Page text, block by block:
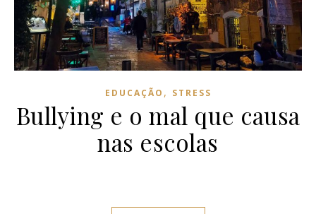
EDUCAÇÃO , STRESS
Bullying e o mal que causa
nas escolas